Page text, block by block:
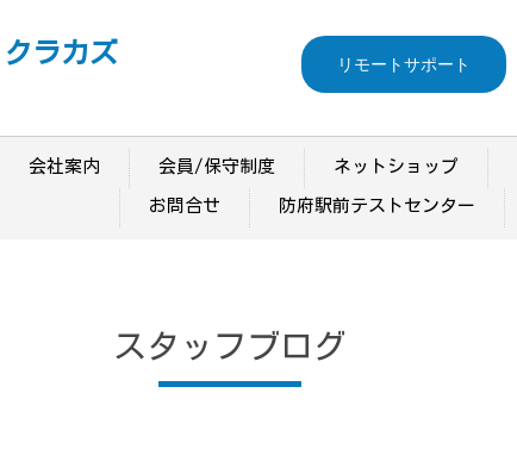
ラカズ リモートサポート
会社案内 会員/保守制度 ネットショップ
お問合せ 防府駅前テストセンター
スタッフブログ